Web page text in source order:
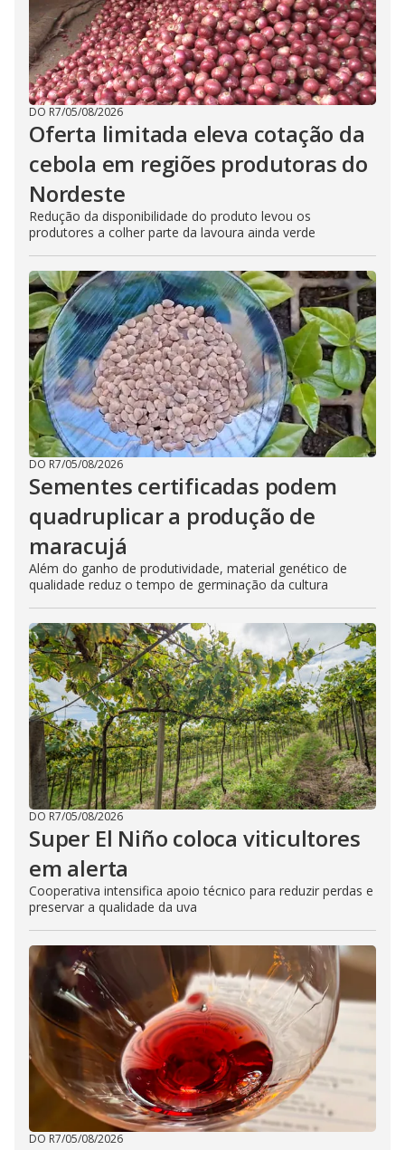
DO R7/05/08/2026
Oferta limitada eleva cotação da
cebola em regiões produtoras do
Nordeste
Redução da disponibilidade do produto levou os
produtores a colher parte da lavoura ainda verde
DO R7/05/08/2026
Sementes certificadas podem
quadruplicar a produção de
maracujá
Além do ganho de produtividade, material genético de
qualidade reduz o tempo de germinação da cultura
DO R7/05/08/2026
Super El Niño coloca viticultores
em alerta
Cooperativa intensifica apoio técnico para reduzir perdas e
preservar a qualidade da uva
DO R7/05/08/2026